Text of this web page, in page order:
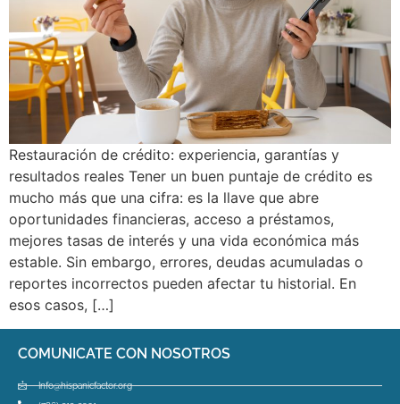
Restauración de crédito: experiencia, garantías y
resultados reales Tener un buen puntaje de crédito es
mucho más que una cifra: es la llave que abre
oportunidades financieras, acceso a préstamos,
mejores tasas de interés y una vida económica más
estable. Sin embargo, errores, deudas acumuladas o
reportes incorrectos pueden afectar tu historial. En
esos casos, […]
COMUNICATE CON NOSOTROS
Info@hispanicfactor.org